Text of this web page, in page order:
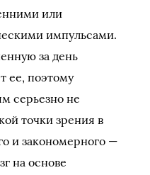
или
импульсами.
за день
ее, поэтому
серьезно не
точки зрения в
и закономерного —
на основе